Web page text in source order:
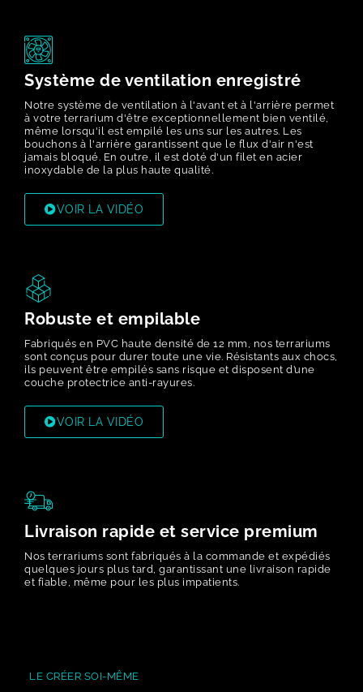
Système de ventilation enregistré
Notre système de ventilation à l'avant et à l'arrière permet
à votre terrarium d'être exceptionnellement bien ventilé,
même lorsqu'il est empilé les uns sur les autres. Les
bouchons à l'arrière garantissent que le flux d'air n'est
jamais bloqué. En outre, il est doté d'un filet en acier
inoxydable de la plus haute qualité.
VOIR LA VIDÉO
Robuste et empilable
Fabriqués en PVC haute densité de 12 mm, nos terrariums
sont conçus pour durer toute une vie. Résistants aux chocs,
ils peuvent être empilés sans risque et disposent d’une
couche protectrice anti-rayures.
VOIR LA VIDÉO
Livraison rapide et service premium
Nos terrariums sont fabriqués à la commande et expédiés
quelques jours plus tard, garantissant une livraison rapide
et fiable, même pour les plus impatients.
LE CRÉER SOI-MÊME